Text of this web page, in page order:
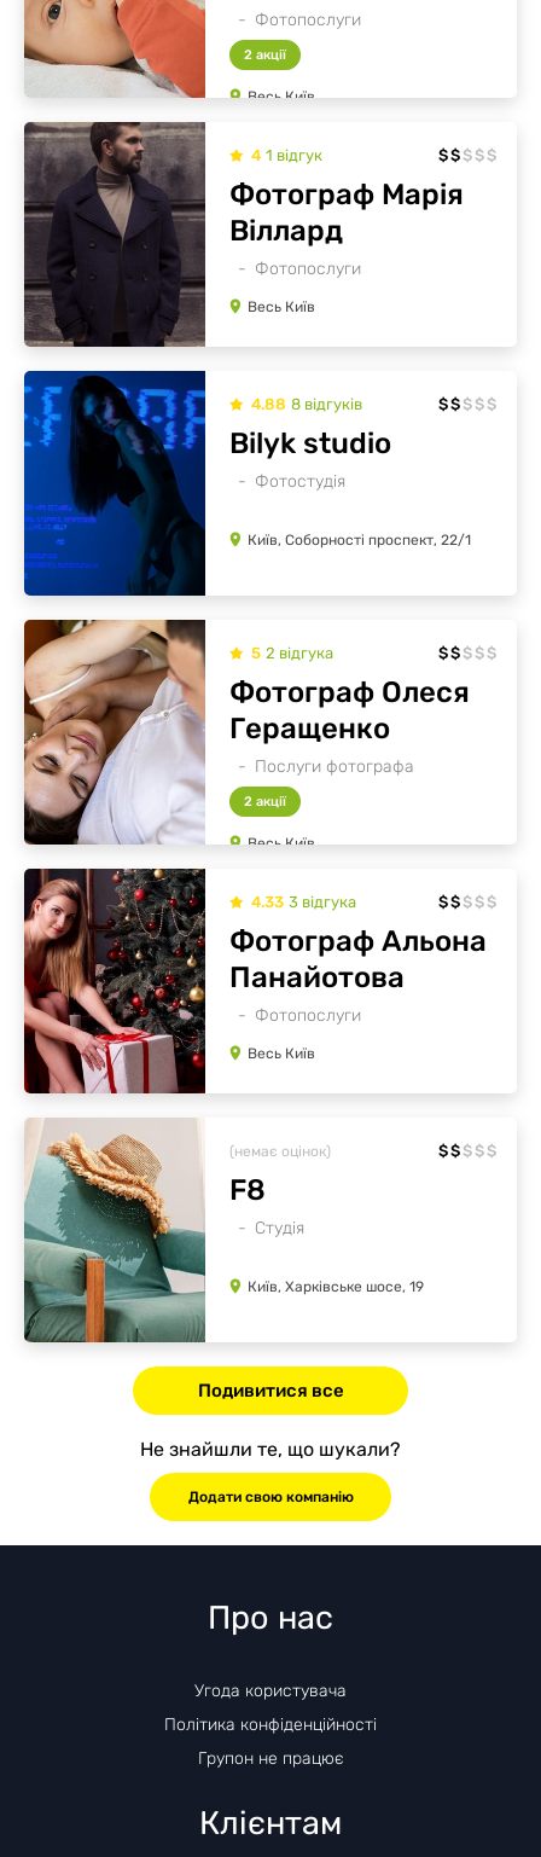
Фотопослуги
2 акції
Весь Київ
4 1 відгук $$ $ $ $
Фотопослуги
Фотограф Марія
Віллард
Весь Київ
4.88 8 відгуків $$ $ $ $
Фотостудія
Bilyk studio
Київ, Соборності проспект, 22/1
5 2 відгукa $$ $ $ $
Послуги фотографа
Фотограф Олеся
Геращенко
2 акції
Весь Київ
4.33 3 відгукa $$ $ $ $
Фотопослуги
Фотограф Альона
Панайотова
Весь Київ
(немає оцінок) $$ $ $ $
Студія
F8
Київ, Харківське шосе, 19
Подивитися все
Не знайшли те, що шукали?
Додати свою компанію
Про нас
Угода користувача
Політика конфіденційності
Групон не працює
Клієнтам